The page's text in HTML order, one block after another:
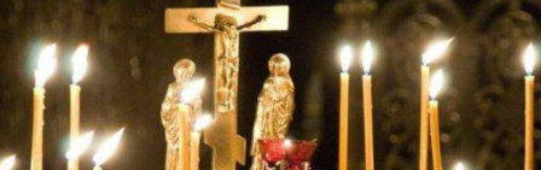
але й зробити
щось дуже
важливе для душі
померлого –
помолитися за неї.